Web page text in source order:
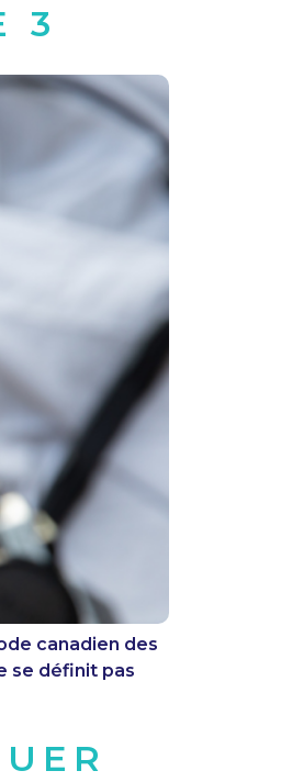
3
canadien des
se définit pas